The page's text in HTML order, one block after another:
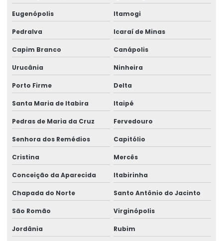
Eugenópolis Itamogi
Pedralva Icaraí de Minas
Capim Branco Canápolis
Urucânia Ninheira
Porto Firme Delta
Santa Maria de Itabira Itaipé
Pedras de Maria da Cruz Fervedouro
Senhora dos Remédios Capitólio
Cristina Mercês
Conceição da Aparecida Itabirinha
Chapada do Norte Santo Antônio do Jacinto
São Romão Virginópolis
Jordânia Rubim